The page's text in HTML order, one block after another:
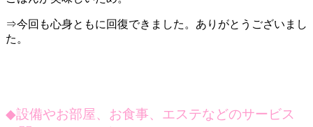
⇒今回も心身ともに回復できました。ありがとうございまし
た。
◆設備やお部屋、お食事、エステなどのサービス